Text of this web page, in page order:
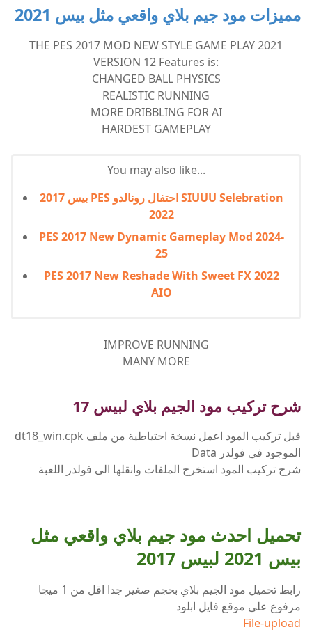
مميزات مود جيم بلاي واقعي مثل بيس 2021
THE PES 2017 MOD NEW STYLE GAME PLAY 2021
VERSION 12 Features is:
CHANGED BALL PHYSICS
REALISTIC RUNNING
MORE DRIBBLING FOR AI
HARDEST GAMEPLAY
You may also like...
بيس 2017 PES احتفال رونالدو SIUUU Selebration
2022
PES 2017 New Dynamic Gameplay Mod 2024-
25
PES 2017 New Reshade With Sweet FX 2022
AIO
IMPROVE RUNNING
MANY MORE
شرح تركيب مود الجيم بلاي لبيس 17
قبل تركيب المود اعمل نسخة احتياطية من ملف dt18_win.cpk
الموجود في فولدر Data
شرح تركيب المود استخرج الملفات وانقلها الى فولدر اللعبة
تحميل احدث مود جيم بلاي واقعي مثل
بيس 2021 لبيس 2017
رابط تحميل مود الجيم بلاي بحجم صغير جدا اقل من 1 ميجا
مرفوع على موقع فايل ابلود
File-upload